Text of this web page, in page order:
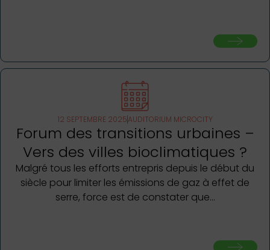
12 SEPTEMBRE 2025AUDITORIUM MICROCITY
Forum des transitions urbaines –
Vers des villes bioclimatiques ?
Malgré tous les efforts entrepris depuis le début du
siècle pour limiter les émissions de gaz à effet de
serre, force est de constater que…